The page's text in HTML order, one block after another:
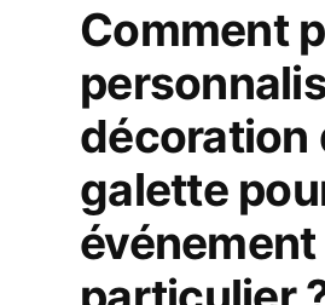
Comment
décoration
galette
événement